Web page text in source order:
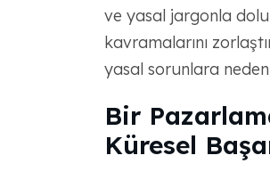
ve yasal jargonla dolu
kavramalarını
yasal sorunlara
Bir
Küresel